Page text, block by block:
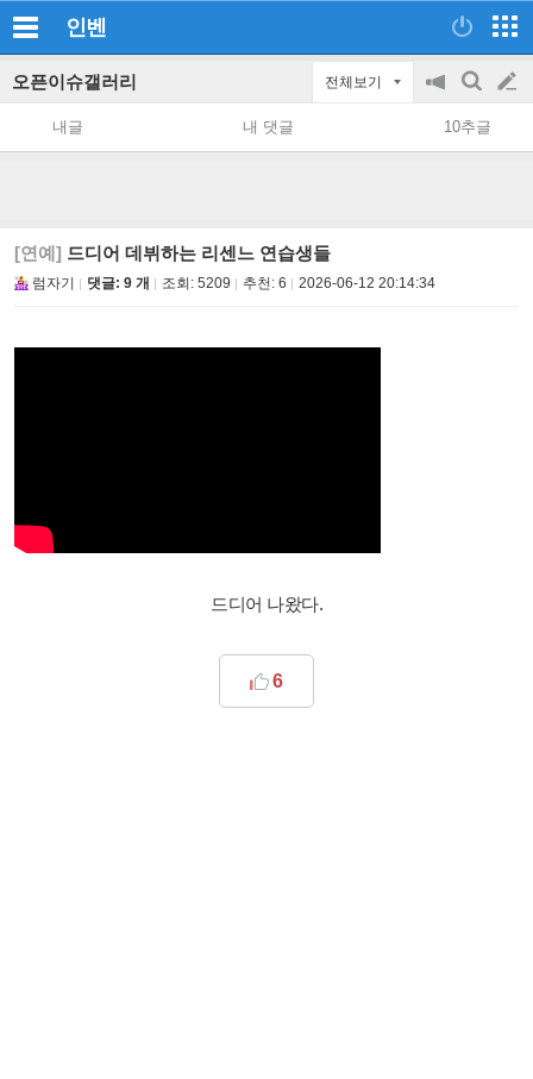
인벤
오픈이슈갤러리 전체보기
공
지
on/off
검
색
글
쓰
내글 내 댓글 10추글
[연예] 드디어 데뷔하는 리센느 연습생들
럼자기 댓글: 9 개 조회: 5209 추천: 6 2026-06-12 20:14:34
드디어 나왔다.
6